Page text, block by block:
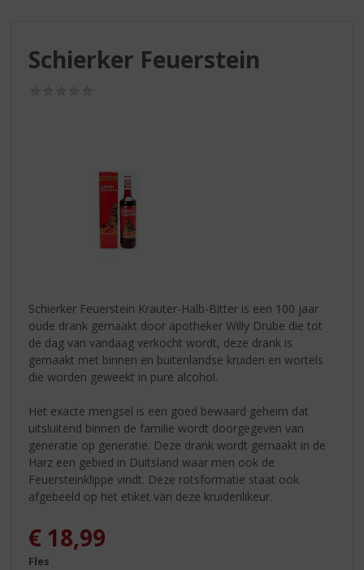
Schierker Feuerstein
Schierker Feuerstein Krauter-Halb-Bitter is een 100 jaar
oude drank gemaakt door apotheker Willy Drube die tot
de dag van vandaag verkocht wordt, deze drank is
gemaakt met binnen en buitenlandse kruiden en wortels
die worden geweekt in pure alcohol.
Het exacte mengsel is een goed bewaard geheim dat
uitsluitend binnen de familie wordt doorgegeven van
generatie op generatie. Deze drank wordt gemaakt in de
Harz een gebied in Duitsland waar men ook de
Feuersteinklippe vindt. Deze rotsformatie staat ook
afgebeeld op het etiket van deze kruidenlikeur.
€ 18,99
Fles